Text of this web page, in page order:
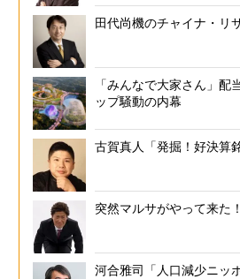
田代尚機のチャイナ・リ
「みんなで大家さん」配
ップ騒動の内幕
古賀真人「発掘！好決算
突然マルサがやって来た！
河合雅司「人口減少ニッ